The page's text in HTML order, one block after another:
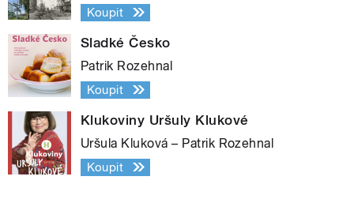
Koupit
Sladké Česko
Patrik Rozehnal
Koupit
Klukoviny Uršuly Klukové
Uršula Kluková – Patrik Rozehnal
Koupit